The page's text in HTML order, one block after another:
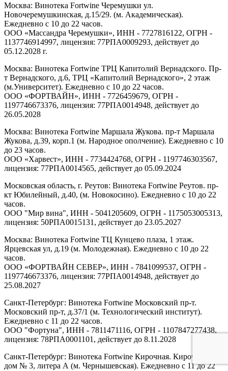
Москва: Винотека Fortwine Черемушки ул.
Новочеремушкинская, д.15/29. (м. Академическая).
Ежедневно с 10 до 22 часов.
ООО «Массандра Черемушки», ИНН - 7727816122, ОГРН -
1137746914997, лицензия: 77РПА0009293, действует до
05.12.2028 г.
Москва: Винотека Fortwine ТРЦ Капитолий Вернадского. Пр-
т Вернадского, д.6, ТРЦ «Капитолий Вернадского», 2 этаж
(м.Университет). Ежедневно с 10 до 22 часов.
ООО «ФОРТВАЙН», ИНН - 7726459679, ОГРН -
1197746673376, лицензия: 77РПА0014948, действует до
26.05.2028
Москва: Винотека Fortwine Маршала Жукова. пр-т Маршала
Жукова, д.39, корп.1 (м. Народное ополчение). Ежедневно с 10
до 23 часов.
ООО «Харвест», ИНН - 7734424768, ОГРН - 1197746303567,
лицензия: 77РПА0014565, действует до 05.09.2024
Московская область, г. Реутов: Винотека Fortwine Реутов. пр-
кт Юбилейный, д.40, (м. Новокосино). Ежедневно с 10 до 22
часов.
ООО "Мир вина", ИНН - 5041205609, ОГРН - 1175053005313,
лицензия: 50РПА0015131, действует до 23.05.2027
Москва: Винотека Fortwine ТЦ Кунцево плаза, 1 этаж.
Ярцевская ул, д.19 (м. Молодежная). Ежедневно с 10 до 22
часов.
ООО «ФОРТВАЙН СЕВЕР», ИНН - 7841099537, ОГРН -
1197746673376, лицензия: 77РПА0014948, действует до
25.08.2027
Санкт-Петербург: Винотека Fortwine Московский пр-т.
Московский пр-т, д.37/1 (м. Технологический институт).
Ежедневно с 11 до 22 часов.
ООО "Фортуна", ИНН - 7811471116, ОГРН - 1107847277438,
лицензия: 78РПА0001101, действует до 8.11.2028
Санкт-Петербург: Винотека Fortwine Кирочная. Кирочная ул,
дом № 3, литера А (м. Чернышевская). Ежедневно с 11 до 22